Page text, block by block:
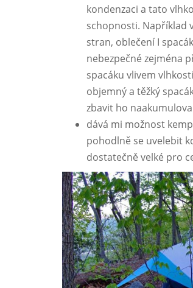
kondenzaci a tato
schopnosti. Například
stran, oblečení I
nebezpečné zejména
spacáku vlivem
objemný a těžký
zbavit ho
dává mi možnost
pohodlně se uvelebit
dostatečně velké pro